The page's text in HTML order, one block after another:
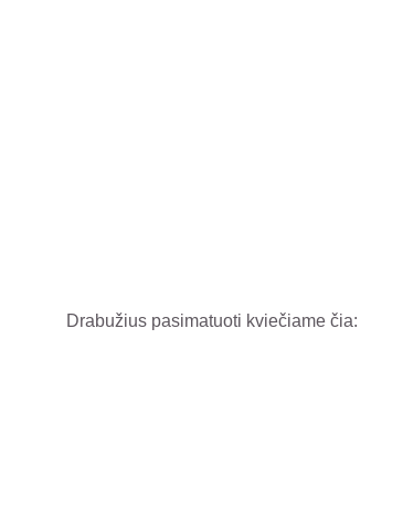
Drabužius pasimatuoti kviečiame čia: